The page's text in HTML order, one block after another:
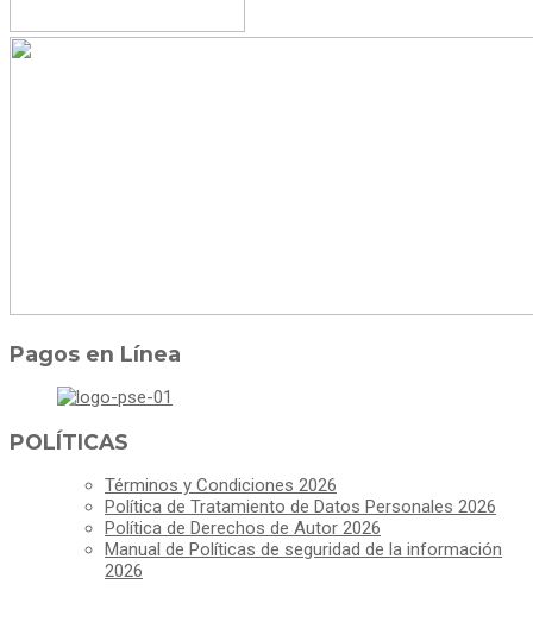
Pagos en Línea
POLÍTICAS
Términos y Condiciones 2026
Política de Tratamiento de Datos Personales 2026
Política de Derechos de Autor 2026
Manual de Políticas de seguridad de la información
2026